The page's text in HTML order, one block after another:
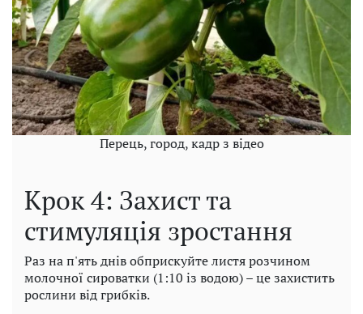
Перець, город, кадр з відео
Крок 4: Захист та
стимуляція зростання
Раз на п'ять днів обприскуйте листя розчином
молочної сироватки (1:10 із водою) – це захистить
рослини від грибків.